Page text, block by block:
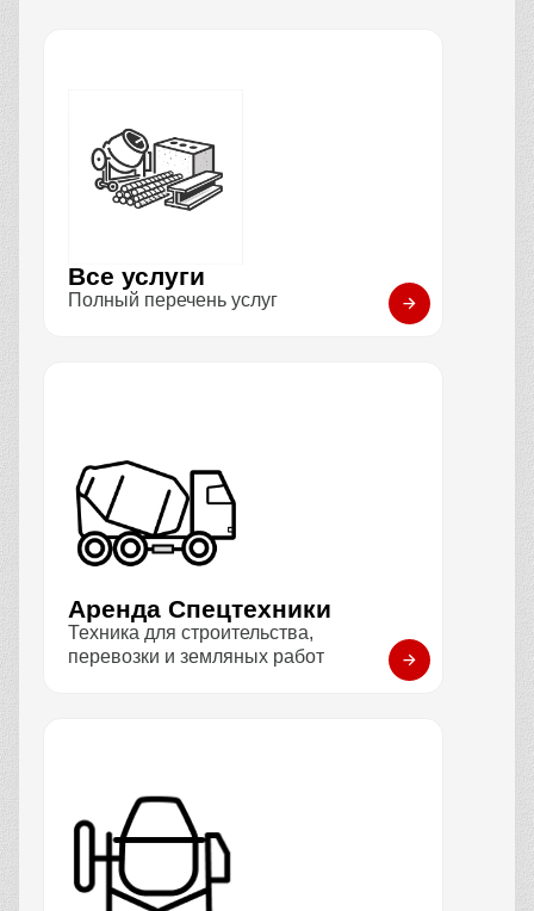
Все услуги
Полный перечень услуг
Аренда Спецтехники
Техника для строительства,
перевозки и земляных работ